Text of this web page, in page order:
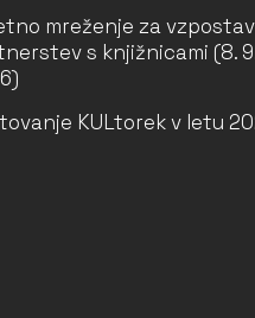
mreženje za
s knjižnicami (8.
KULtorek v letu